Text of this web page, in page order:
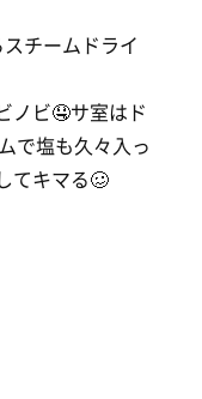
チームドライ
ノビ🤤サ室はド
で塩も久々入っ
てキマる🥴